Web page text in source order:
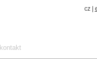
cz |
kontakt